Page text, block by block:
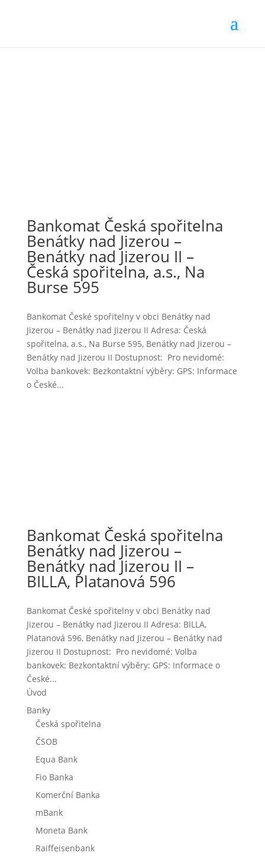
Bankomat Česká spořitelna
Benátky nad Jizerou –
Benátky nad Jizerou II –
Česká spořitelna, a.s., Na
Burse 595
Bankomat České spořitelny v obci Benátky nad
Jizerou – Benátky nad Jizerou II Adresa: Česká
spořitelna, a.s., Na Burse 595, Benátky nad Jizerou –
Benátky nad Jizerou II Dostupnost: Pro nevidomé:
Volba bankovek: Bezkontaktní výběry: GPS: Informace
o České...
Bankomat Česká spořitelna
Benátky nad Jizerou –
Benátky nad Jizerou II –
BILLA, Platanová 596
Bankomat České spořitelny v obci Benátky nad
Jizerou – Benátky nad Jizerou II Adresa: BILLA,
Platanová 596, Benátky nad Jizerou – Benátky nad
Jizerou II Dostupnost: Pro nevidomé: Volba
bankovek: Bezkontaktní výběry: GPS: Informace o
České...
Úvod
Banky
Česká spořitelna
ČSOB
Equa Bank
Fio Banka
Komerční Banka
mBank
Moneta Bank
Raiffeisenbank